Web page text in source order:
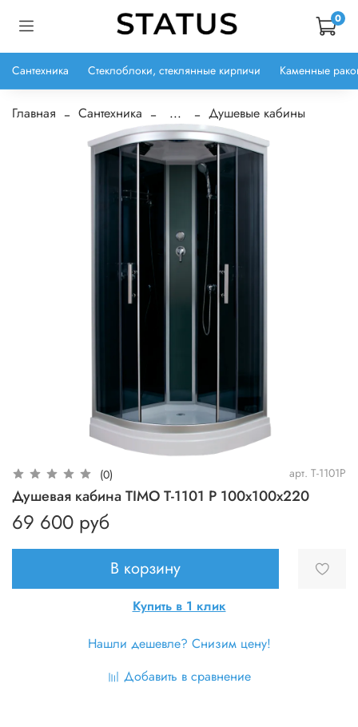
0
Сантехника Стеклоблоки, стеклянные кирпичи Каменные
Главная Сантехника ... Душевые кабины
(0) арт. T-1101P
Душевая кабина TIMO T-1101 P 100x100x220
69 600 руб
В корзину
Купить в 1 клик
Нашли дешевле? Снизим цену!
Добавить в сравнение